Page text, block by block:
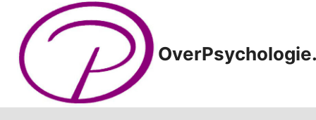
Doorgaan
inhoud